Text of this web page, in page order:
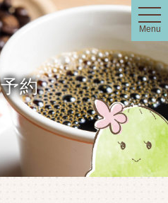
t
o
g
g
l
e
n
a
v
i
g
a
t
i
o
n
Menu
約